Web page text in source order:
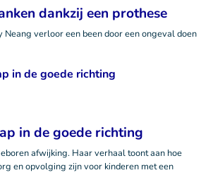
dankzij een prothese
Neang verloor een been door een ongeval doen
in de goede richting
afwijking. Haar verhaal toont aan hoe
en opvolging zijn voor kinderen met een